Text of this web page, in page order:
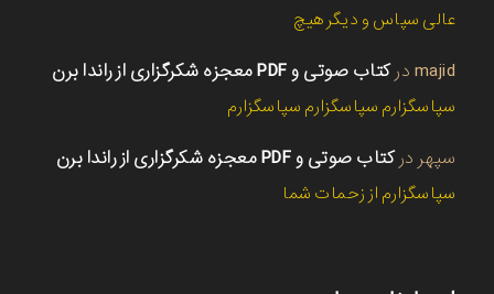
عالی سپاس و دیگر هیچ
majid درکتاب صوتی و PDF معجزه شکرگزاری از راندا برن
سپاسگزارم سپاسگزارم سپاسگزارم
سپهر درکتاب صوتی و PDF معجزه شکرگزاری از راندا برن
سپاسگزارم از زحمات شما